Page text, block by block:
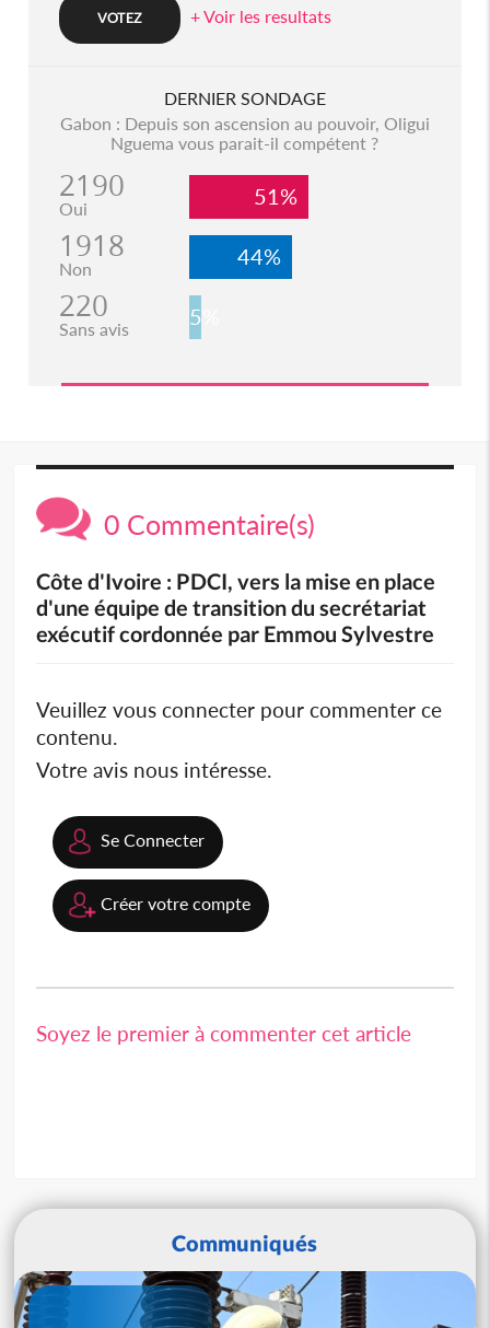
+ Voir les resultats
DERNIER SONDAGE
Gabon : Depuis son ascension au pouvoir, Oligui
Nguema vous parait-il compétent ?
2190
Oui 51%
1918
Non 44%
220
Sans avis 5%
0 Commentaire(s)
Côte d'Ivoire : PDCI, vers la mise en place
d'une équipe de transition du secrétariat
exécutif cordonnée par Emmou Sylvestre
Veuillez vous connecter pour commenter ce
contenu.
Votre avis nous intéresse.
Se Connecter
Créer votre compte
Soyez le premier à commenter cet article
Communiqués